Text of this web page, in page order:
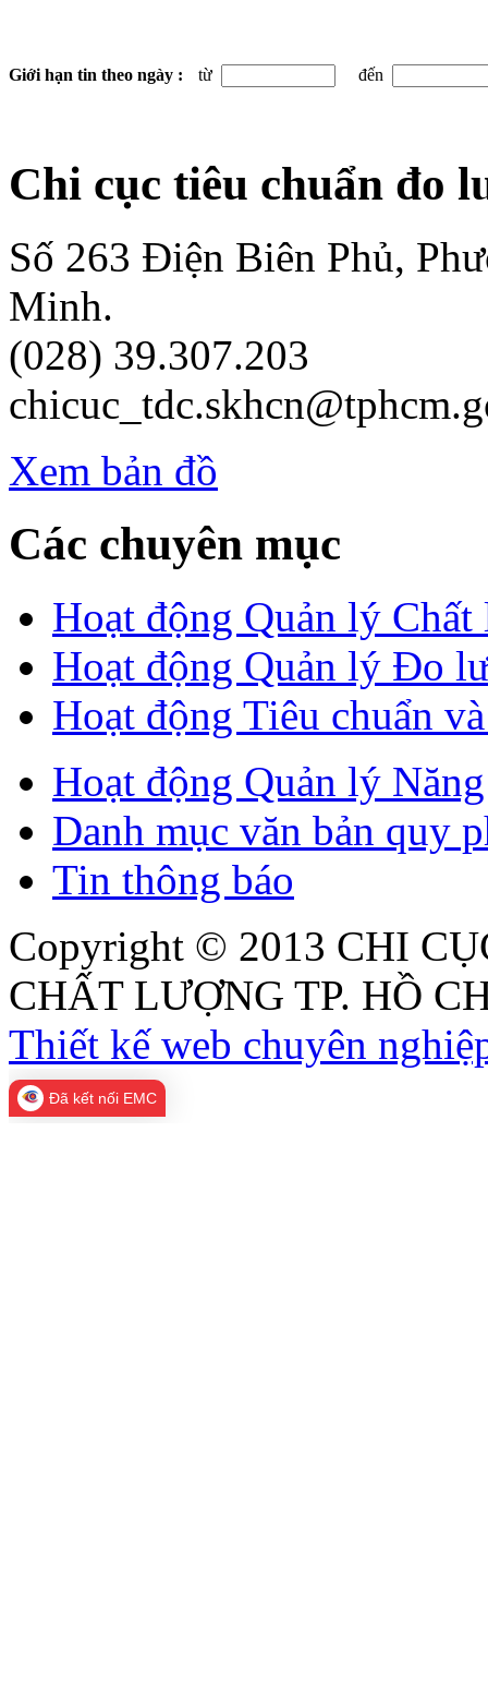
Giới hạn tin theo ngày : từ đến
Chi cục tiêu chuẩn đo
Số 263 Điện Biên Phủ,
Minh.
(028) 39.307.203
Xem bản đồ
Các chuyên mục
Hoạt động Quản lý
Hoạt động Quản lý Đo
Hoạt động Tiêu chuẩn
Hoạt động Quản lý
Danh mục văn bản quy
Tin thông báo
Copyright © 2013 CHI
CHẤT LƯỢNG TP. HỒ
Thiết kế web chuyên
Đã kết nối EMC